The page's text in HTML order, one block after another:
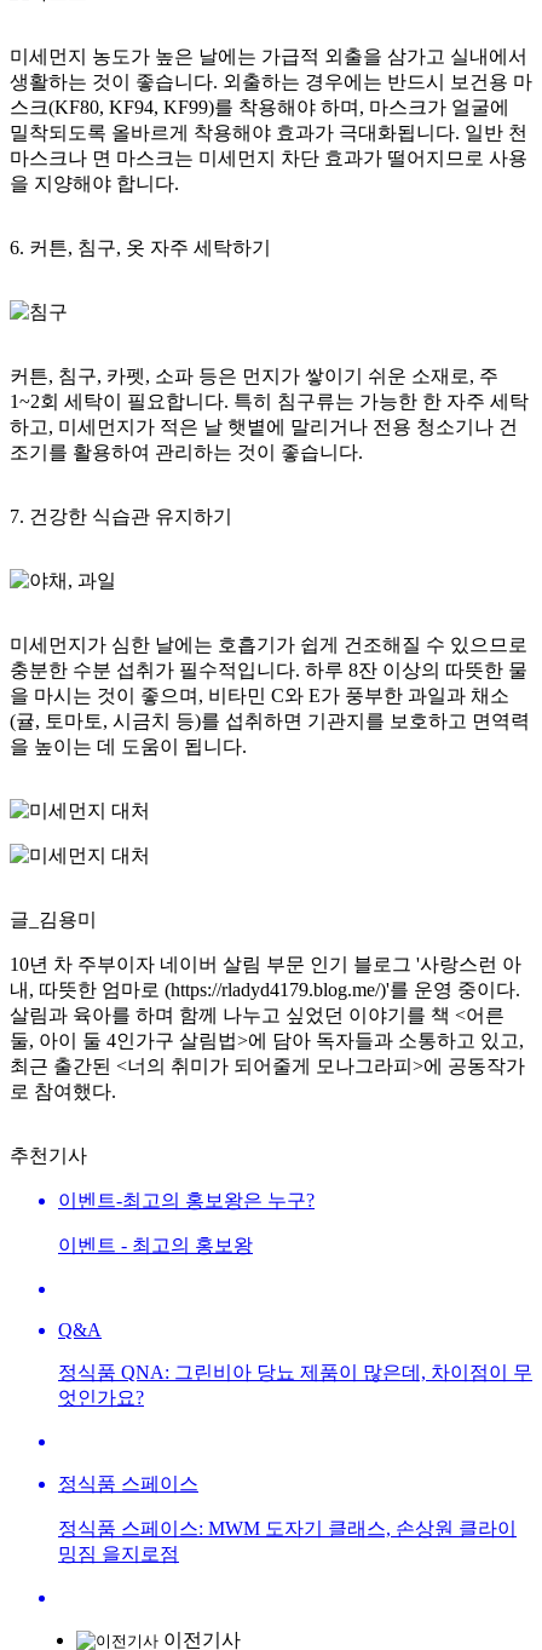
미세먼지 농도가 높은 날에는 가급적 외출을 삼가고 실내에서
생활하는 것이 좋습니다. 외출하는 경우에는 반드시 보건용 마
스크(KF80, KF94, KF99)를 착용해야 하며, 마스크가 얼굴에
밀착되도록 올바르게 착용해야 효과가 극대화됩니다. 일반 천
마스크나 면 마스크는 미세먼지 차단 효과가 떨어지므로 사용
을 지양해야 합니다.
6. 커튼, 침구, 옷 자주 세탁하기
커튼, 침구, 카펫, 소파 등은 먼지가 쌓이기 쉬운 소재로, 주
1~2회 세탁이 필요합니다. 특히 침구류는 가능한 한 자주 세탁
하고, 미세먼지가 적은 날 햇볕에 말리거나 전용 청소기나 건
조기를 활용하여 관리하는 것이 좋습니다.
7. 건강한 식습관 유지하기
미세먼지가 심한 날에는 호흡기가 쉽게 건조해질 수 있으므로
충분한 수분 섭취가 필수적입니다. 하루 8잔 이상의 따뜻한 물
을 마시는 것이 좋으며, 비타민 C와 E가 풍부한 과일과 채소
(귤, 토마토, 시금치 등)를 섭취하면 기관지를 보호하고 면역력
을 높이는 데 도움이 됩니다.
글_김용미
10년 차 주부이자 네이버 살림 부문 인기 블로그 '사랑스런 아
내, 따뜻한 엄마로 (https://rladyd4179.blog.me/)'를 운영 중이다.
살림과 육아를 하며 함께 나누고 싶었던 이야기를 책 <어른
둘, 아이 둘 4인가구 살림법>에 담아 독자들과 소통하고 있고,
최근 출간된 <너의 취미가 되어줄게 모나그라피>에 공동작가
로 참여했다.
추천기사
이벤트-최고의 홍보왕은 누구?
이벤트 - 최고의 홍보왕
Q&A
정식품 QNA: 그린비아 당뇨 제품이 많은데, 차이점이 무
엇인가요?
정식품 스페이스
정식품 스페이스: MWM 도자기 클래스, 손상원 클라이
밍짐 을지로점
이전기사